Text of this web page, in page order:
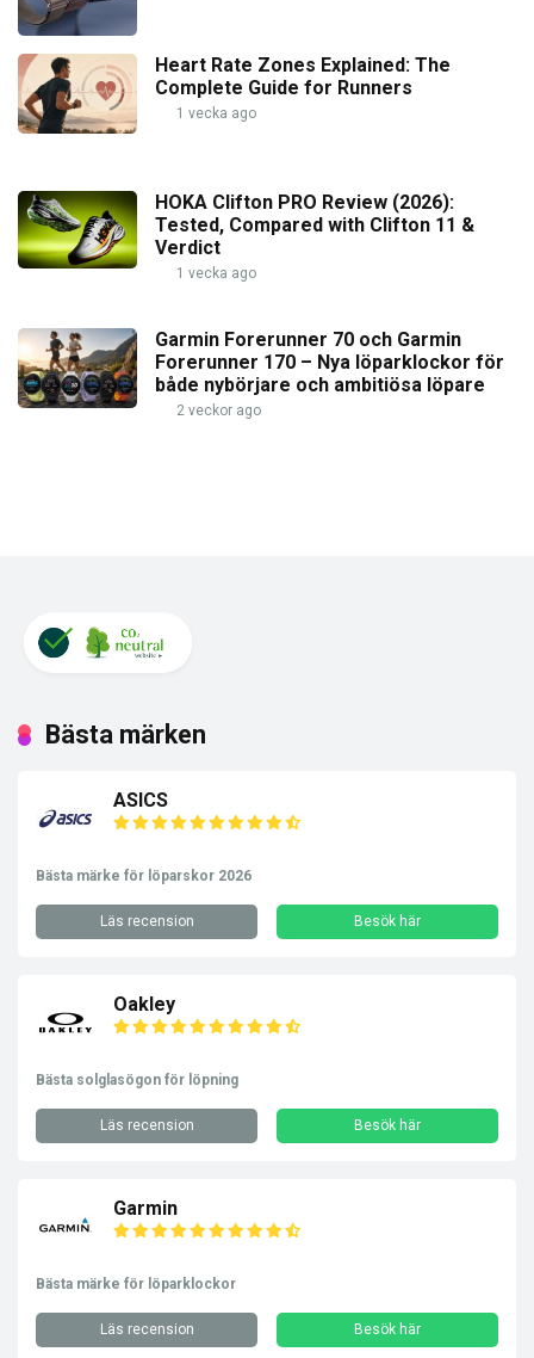
Heart Rate Zones Explained: The
Complete Guide for Runners
1 vecka ago
HOKA Clifton PRO Review (2026):
Tested, Compared with Clifton 11 &
Verdict
1 vecka ago
Garmin Forerunner 70 och Garmin
Forerunner 170 – Nya löparklockor för
både nybörjare och ambitiösa löpare
2 veckor ago
Bästa märken
ASICS
Bästa märke för löparskor 2026
Läs recension Besök här
Oakley
Bästa solglasögon för löpning
Läs recension Besök här
Garmin
Bästa märke för löparklockor
Läs recension Besök här